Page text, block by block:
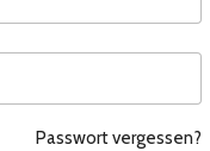
Passwort vergessen?